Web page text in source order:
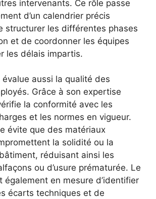
intervenants. Ce rôle passe
d’un calendrier précis
structurer les différentes phases
et de coordonner les équipes
les délais impartis.
aussi la qualité des
Grâce à son expertise
la conformité avec les
et les normes en vigueur.
évite que des matériaux
la solidité ou la
réduisant ainsi les
ou d’usure prématurée. Le
également en mesure d’identifier
écarts techniques et de